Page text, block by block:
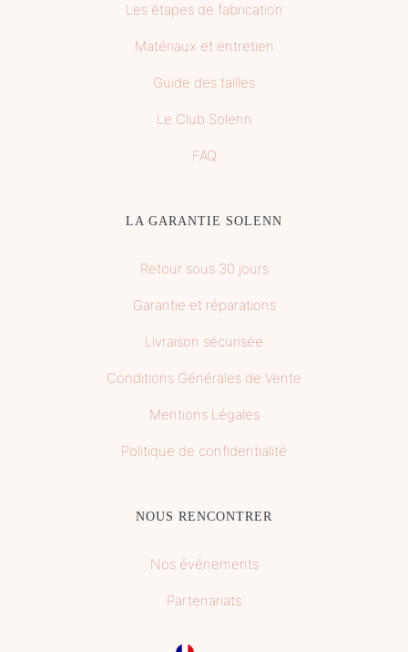
Les étapes de fabrication
Matériaux et entretien
Guide des tailles
Le Club Solenn
FAQ
LA GARANTIE SOLENN
Retour sous 30 jours
Garantie et réparations
Livraison sécurisée
Conditions Générales de Vente
Mentions Légales
Politique de confidentialité
NOUS RENCONTRER
Nos événements
Partenariats